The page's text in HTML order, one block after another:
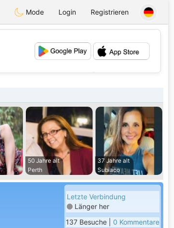
Mode Login Registrieren
50 Jahre alt
Perth
37 Jahre alt
Subiaco
Letzte Verbindung
Länger her
137 Besuche | 0 Kommentare